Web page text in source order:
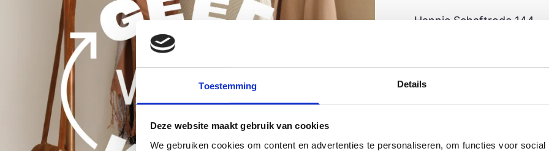
Toestemming Details
Deze website maakt gebruik van cookies
We gebruiken cookies om content en advertenties te personaliseren, om functies voor social
Hannie Schaftrode 144